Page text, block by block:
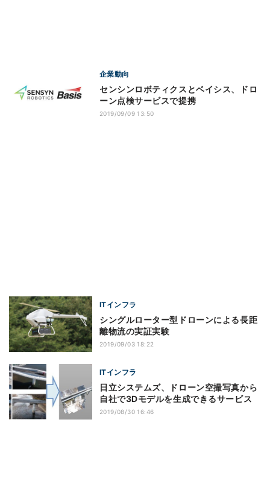
企業動向
センシンロボティクスとベイシス、ドロ
ーン点検サービスで提携
2019/09/09 13:50
ITインフラ
シングルローター型ドローンによる長距
離物流の実証実験
2019/09/03 18:22
ITインフラ
日立システムズ、ドローン空撮写真から
自社で3Dモデルを生成できるサービス
2019/08/30 16:46